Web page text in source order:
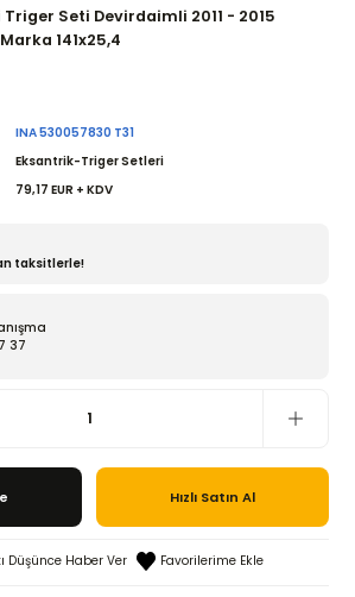
Triger Seti Devirdaimli 2011 - 2015
141x25,4
INA 530057830 T31
Eksantrik-Triger Setleri
79,17 EUR + KDV
taksitlerle!
37
Hızlı Satın Al
Düşünce Haber Ver